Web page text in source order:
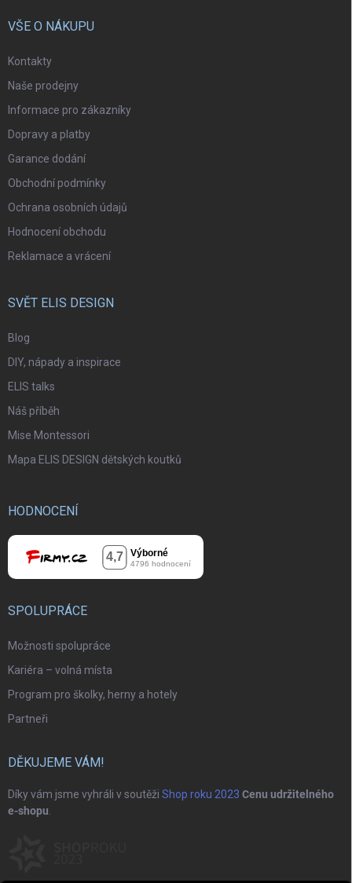
VŠE O NÁKUPU
Kontakty
Naše prodejny
Informace pro zákazníky
Dopravy a platby
Garance dodání
Obchodní podmínky
Ochrana osobních údajů
Hodnocení obchodu
Reklamace a vrácení
SVĚT ELIS DESIGN
Blog
DIY, nápady a inspirace
ELIS talks
Náš příběh
Mise Montessori
Mapa ELIS DESIGN dětských koutků
HODNOCENÍ
SPOLUPRÁCE
Možnosti spolupráce
Kariéra – volná místa
Program pro školky, herny a hotely
Partneři
DĚKUJEME VÁM!
Díky vám jsme vyhráli v soutěži Shop roku 2023 Cenu udržitelného
e-shopu